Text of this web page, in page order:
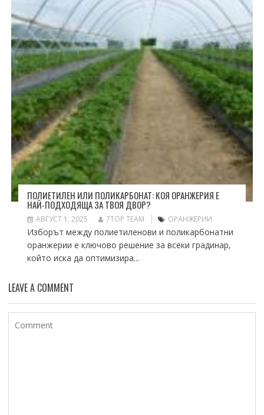
ПОЛИЕТИЛЕН ИЛИ ПОЛИКАРБОНАТ: КОЯ ОРАНЖЕРИЯ Е
НАЙ-ПОДХОДЯЩА ЗА ТВОЯ ДВОР?
АВГУСТ 1, 2025 7TOP TEAM ОРАНЖЕРИИ
Изборът между полиетиленови и поликарбонатни
оранжерии е ключово решение за всеки градинар,
който иска да оптимизира...
LEAVE A COMMENT